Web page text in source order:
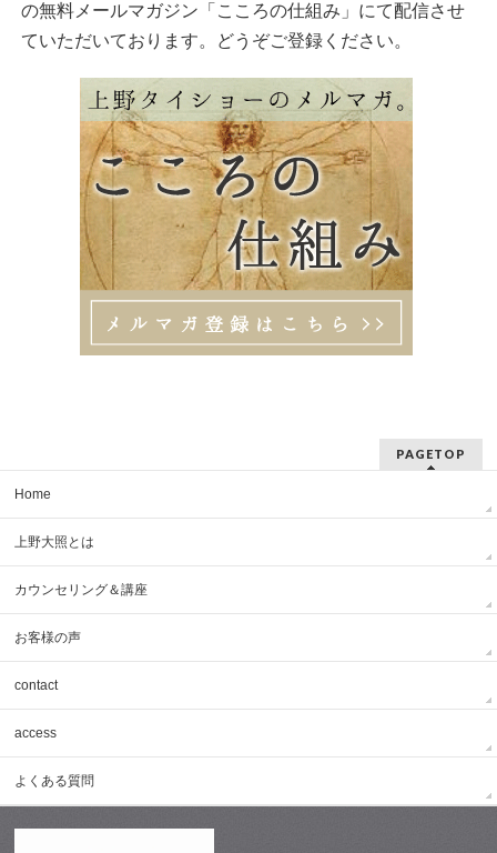
の無料メールマガジン「こころの仕組み」にて配信させ
ていただいております。どうぞご登録ください。
PAGETOP
Home
上野大照とは
カウンセリング＆講座
お客様の声
contact
access
よくある質問